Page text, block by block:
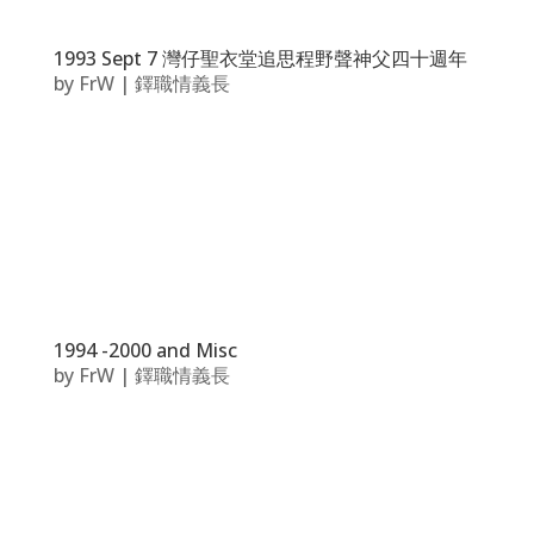
1993 Sept 7 灣仔聖衣堂追思程野聲神父四十週年
by FrW| 鐸職情義長
1994 -2000 and Misc
by FrW| 鐸職情義長